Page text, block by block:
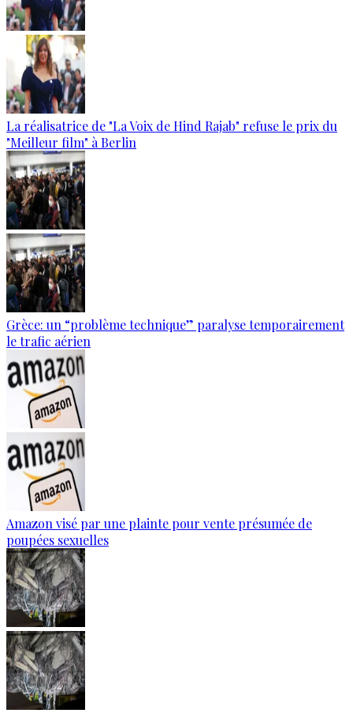
La réalisatrice de "La Voix de Hind Rajab" refuse le prix du
"Meilleur film" à Berlin
Grèce: un “problème technique” paralyse temporairement
le trafic aérien
Amazon visé par une plainte pour vente présumée de
poupées sexuelles